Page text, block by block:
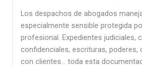
Los despachos de abogados
especialmente sensible protegida
profesional. Expedientes judiciales,
confidenciales, escrituras, poderes,
con clientes… toda esta